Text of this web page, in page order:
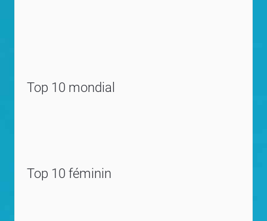
Top 10 mondial
Top 10 féminin